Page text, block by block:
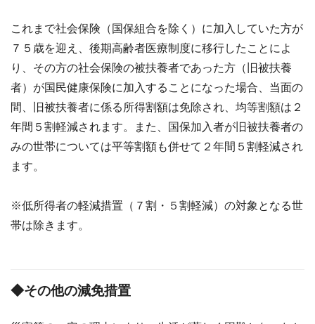
これまで社会保険（国保組合を除く）に加入していた方が
７５歳を迎え、後期高齢者医療制度に移行したことによ
り、その方の社会保険の被扶養者であった方（旧被扶養
者）が国民健康保険に加入することになった場合、当面の
間、旧被扶養者に係る所得割額は免除され、均等割額は２
年間５割軽減されます。また、国保加入者が旧被扶養者の
みの世帯については平等割額も併せて２年間５割軽減され
ます。
※低所得者の軽減措置（７割・５割軽減）の対象となる世
帯は除きます。
◆その他の減免措置